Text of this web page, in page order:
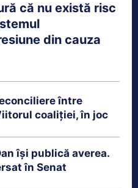
că nu există risc
din cauza
între
coaliției, în joc
își publică averea.
în Senat